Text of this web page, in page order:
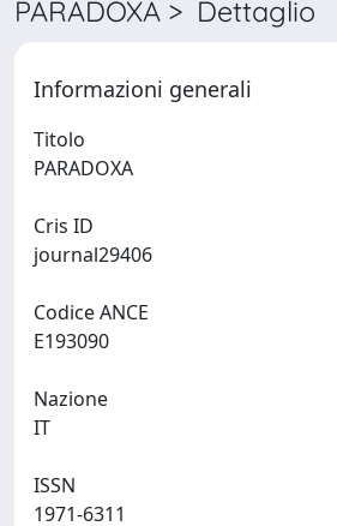
PARADOXA > Dettaglio
Informazioni generali
Titolo
Cris ID
Codice ANCE
Nazione
ISSN